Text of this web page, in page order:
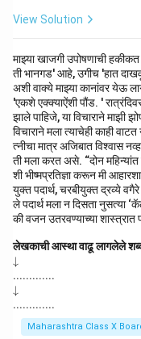
View Solution
माझ्या खाजगी उपोषणाची हकीकत
ती भानगड' आहे, उगीच 'हात
अशी वाक्ये माझ्या कानांवर येऊ
'एकशे एक्क्याऐंशी पौंड. '
झाले पाहिजे, या विचाराने माझी
विचाराने मला त्याचेही काही
त्नीचा मात्र अजिबात विश्वास
ती मला करत असे. “दोन
शी भीष्मप्रतिज्ञा करून मी
युक्त पदार्थ, चरबीयुक्त द्रव्ये वगैरे
ले पदार्थ मला न दिसता नुसत्या
की वजन उतरवण्याच्या
लेखकाची आस्था वाढू लागलेले
\d
w
na
rr
↓
.............
\d
↓
.............
Maharashtra Class X